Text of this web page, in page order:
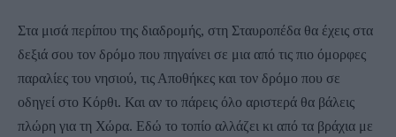
Στα μισά περίπου της διαδρομής, στη Σταυροπέδα θα έχεις στα
δεξιά σου τον δρόμο που πηγαίνει σε μια από τις πιο όμορφες
παραλίες του νησιού, τις Αποθήκες και τον δρόμο που σε
οδηγεί στο Κόρθι. Και αν το πάρεις όλο αριστερά θα βάλεις
πλώρη για τη Χώρα. Εδώ το τοπίο αλλάζει κι από τα βράχια με